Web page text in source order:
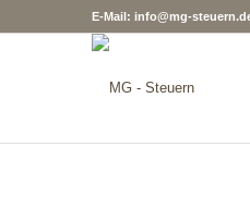
E-Mail: info@mg-